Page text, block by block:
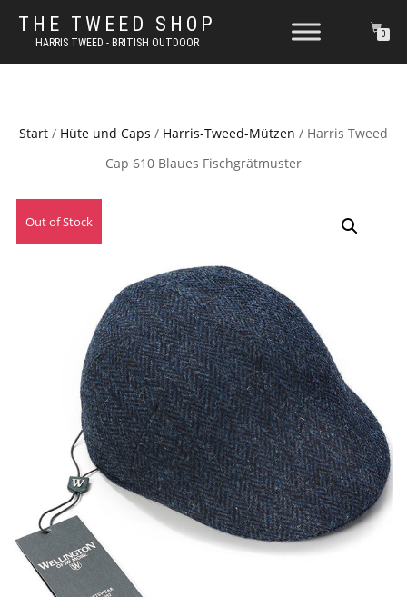
THE TWEED SHOP
HARRIS TWEED - BRITISH OUTDOOR
0
Start / Hüte und Caps / Harris-Tweed-Mützen / Harris Tweed
Cap 610 Blaues Fischgrätmuster
Out of Stock